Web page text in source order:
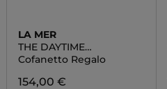
LA MER
THE DAYTIME
NOURISHING RITUAL SET
Cofanetto Regalo
154,00 €